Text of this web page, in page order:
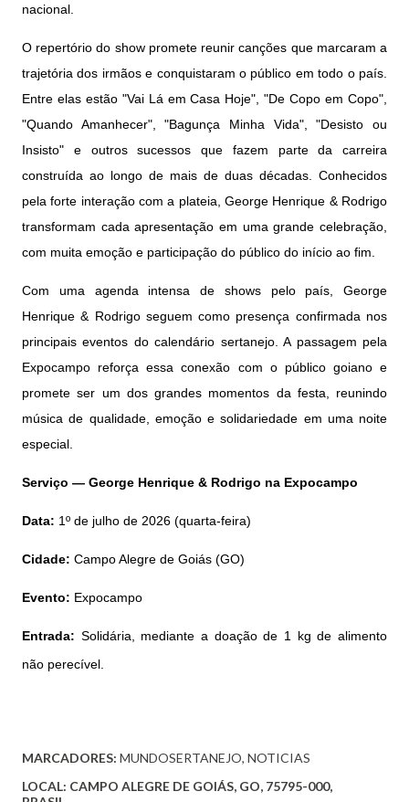
nacional.
O repertório do show promete reunir canções que marcaram a
trajetória dos irmãos e conquistaram o público em todo o país.
Entre elas estão "Vai Lá em Casa Hoje", "De Copo em Copo",
"Quando Amanhecer", "Bagunça Minha Vida", "Desisto ou
Insisto" e outros sucessos que fazem parte da carreira
construída ao longo de mais de duas décadas. Conhecidos
pela forte interação com a plateia, George Henrique & Rodrigo
transformam cada apresentação em uma grande celebração,
com muita emoção e participação do público do início ao fim.
Com uma agenda intensa de shows pelo país, George
Henrique & Rodrigo seguem como presença confirmada nos
principais eventos do calendário sertanejo. A passagem pela
Expocampo reforça essa conexão com o público goiano e
promete ser um dos grandes momentos da festa, reunindo
música de qualidade, emoção e solidariedade em uma noite
especial.
Serviço — George Henrique & Rodrigo na Expocampo
Data: 1º de julho de 2026 (quarta-feira)
Cidade: Campo Alegre de Goiás (GO)
Evento: Expocampo
Entrada: Solidária, mediante a doação de 1 kg de alimento
não perecível.
MARCADORES: MUNDOSERTANEJO NOTICIAS
LOCAL: CAMPO ALEGRE DE GOIÁS, GO, 75795-000,